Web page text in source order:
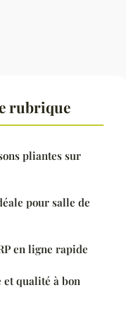
rubrique
pliantes sur
pour salle de
en ligne rapide
et qualité à bon